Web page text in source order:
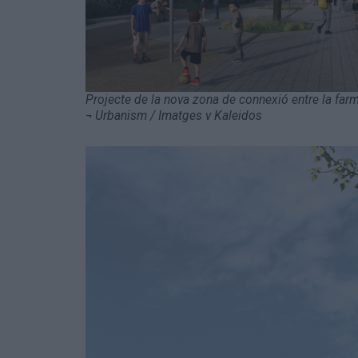
Projecte de la nova zona de connexió entre la
¬ Urbanism / Imatges v Kaleidos